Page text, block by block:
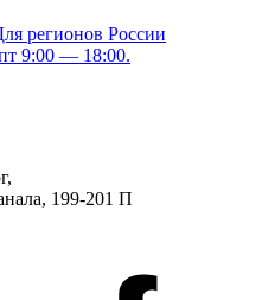
регионов России
9:00 — 18:00.
199-201 П